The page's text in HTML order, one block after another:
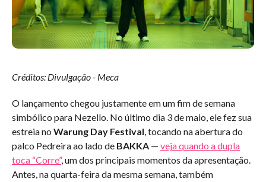
Créditos: Divulgação - Meca
O lançamento chegou justamente em um fim de semana
simbólico para Nezello. No último dia 3 de maio, ele fez sua
estreia no Warung Day Festival, tocando na abertura do
palco Pedreira ao lado de BAKKA — veja quando a dupla
toca “Corre”, um dos principais momentos da apresentação.
Antes, na quarta-feira da mesma semana, também